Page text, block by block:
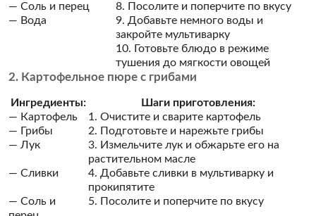
— Соль и перец
8. Посолите и поперчите по вкусу
— Вода
9. Добавьте немного воды и
закройте мультиварку
10. Готовьте блюдо в режиме
тушения до мягкости овощей
2. Картофельное пюре с грибами
Ингредиенты:
Шаги приготовления:
— Картофель
1. Очистите и сварите картофель
— Грибы
2. Подготовьте и нарежьте грибы
— Лук
3. Измельчите лук и обжарьте его на
растительном масле
— Сливки
4. Добавьте сливки в мультиварку и
прокипятите
— Соль и
5. Посолите и поперчите по вкусу